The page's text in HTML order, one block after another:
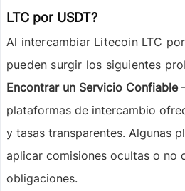
LTC por USDT?
Al intercambiar Litecoin LTC por
pueden surgir los siguientes
Encontrar un Servicio Confiable
plataformas de intercambio
y tasas transparentes. Algunas
aplicar comisiones ocultas o no
obligaciones.